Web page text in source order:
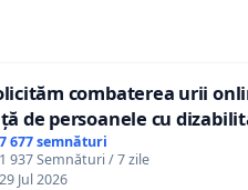
combaterea urii
de persoanele cu
7 677 semnături
1 937 Semnături / 7 zile
29 Jul 2026